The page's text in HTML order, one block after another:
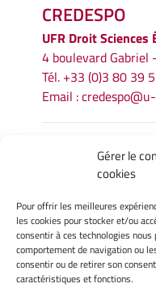
Gérer le
cookies
Pour offrir les meilleures
les cookies pour stocker et/ou
consentir à ces technologies
comportement de navigation ou
consentir ou de retirer son
caractéristiques et fonctions.
CREDESPO
UFR Droit Sciences
4 boulevard Gabriel
Tél. +33 (0)3 80 39
Email :
Mentions légales
Politique de cookies
Déclaration de
Avertissement